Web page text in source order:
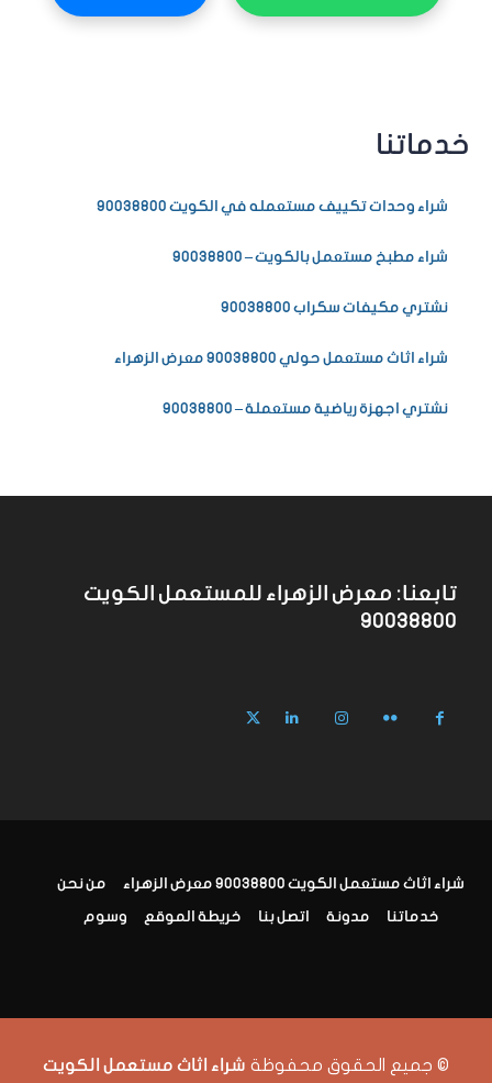
خدماتنا
شراء وحدات تكييف مستعمله في الكويت 90038800
شراء مطبخ مستعمل بالكويت – 90038800
نشتري مكيفات سكراب 90038800
شراء اثاث مستعمل حولي 90038800 معرض الزهراء
نشتري اجهزة رياضية مستعملة – 90038800
تابعنا: معرض الزهراء للمستعمل الكويت
90038800
شراء اثاث مستعمل الكويت 90038800 معرض الزهراء من نحن
خدماتنا مدونة اتصل بنا خريطة الموقع وسوم
© جميع الحقوق محفوظة شراء اثاث مستعمل الكويت